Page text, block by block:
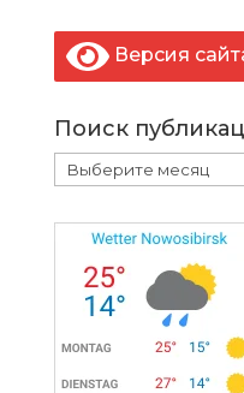
Версия
Поиск
Поиск
публикаций
периодам